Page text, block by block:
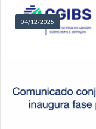
04/12/2025